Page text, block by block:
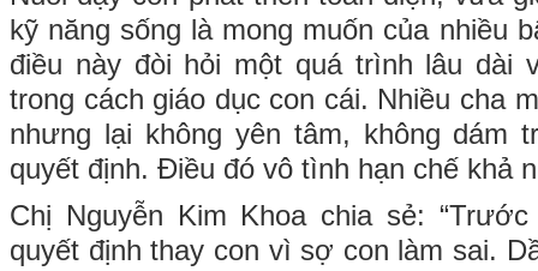
kỹ năng sống là mong muốn của nhiều
điều này đòi hỏi một quá trình lâu dài
trong cách giáo dục con cái. Nhiều cha
nhưng lại không yên tâm, không dám
quyết định. Điều đó vô tình hạn chế khả
Chị Nguyễn Kim Khoa chia sẻ:
quyết định thay con vì sợ con làm sai.